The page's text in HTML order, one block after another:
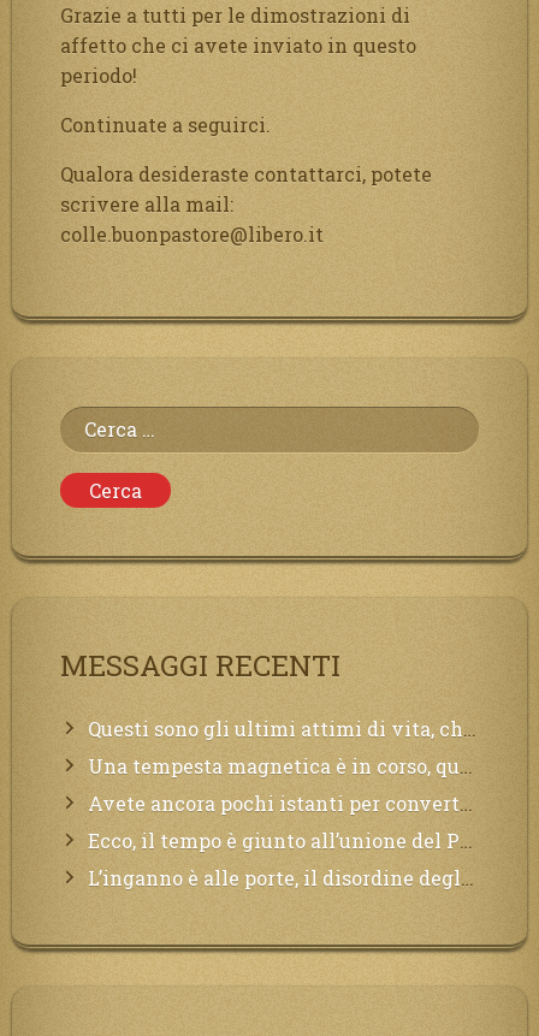
Grazie a tutti per le dimostrazioni di
affetto che ci avete inviato in questo
periodo!
Continuate a seguirci.
Qualora desideraste contattarci, potete
scrivere alla mail:
colle.buonpastore@libero.it
Ricerca
per:
MESSAGGI RECENTI
Questi sono gli ultimi attimi di vita, chi si vuole salvare Mi chiami in suo aiuto.
Una tempesta magnetica è in corso, questa generazione patirà. Il black out non tarderà ad arrivare e tutta la Terra sarà oscurata.
Avete ancora pochi istanti per convertirvi, non perdete tempo, la sciagura arriverà all’improvviso e per chi non si sarà preparato saranno dolori.
Ecco, il tempo è giunto all’unione del Padre con il figlio, non avete che da attendere pochissimo.
L’inganno è alle porte, il disordine degli ordinati urlerà perdono, ma sarà troppo tardi, il tradimento è stato grande!